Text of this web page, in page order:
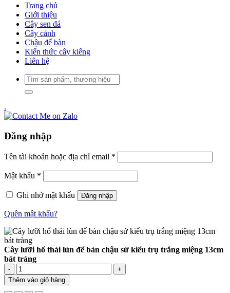
Trang chủ
Giới thiệu
Cây sen đá
Cây cảnh
Chậu để bàn
Kiến thức cây kiểng
Liên hệ
Tìm
kiếm:
.
Đăng nhập
Tên tài khoản hoặc địa chỉ email *
buộc
Mật khẩu *
buộc
Ghi nhớ mật khẩu
Đăng nhập
Quên mật khẩu?
Cây lưỡi hổ thái lùn để bàn chậu sứ kiểu trụ trắng miệng 13cm
bát tràng
Cây
lưỡi
hổ
Thêm vào giỏ hàng